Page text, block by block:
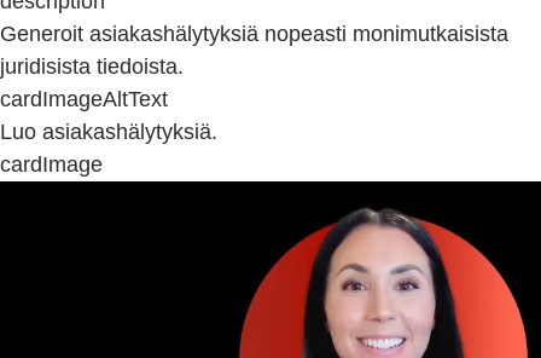
Generoit asiakashälytyksiä nopeasti monimutkaisista
juridisista tiedoista.
cardImageAltText
Luo asiakashälytyksiä.
cardImage